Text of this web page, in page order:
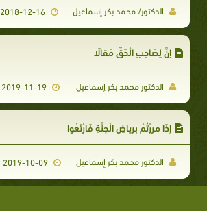
الدكتور/ محمد بكر إسماعيل
إِنَّ لِصَاحِبِ الْحَقِّ مَقَالًا
الدكتور محمد بكر إسماعيل
إِذَا مَرَرْتُمْ بِرِيَاضِ الْجَنَّةِ فَارْتَعُوا
الدكتور محمد بكر إسماعيل 2019-10-09